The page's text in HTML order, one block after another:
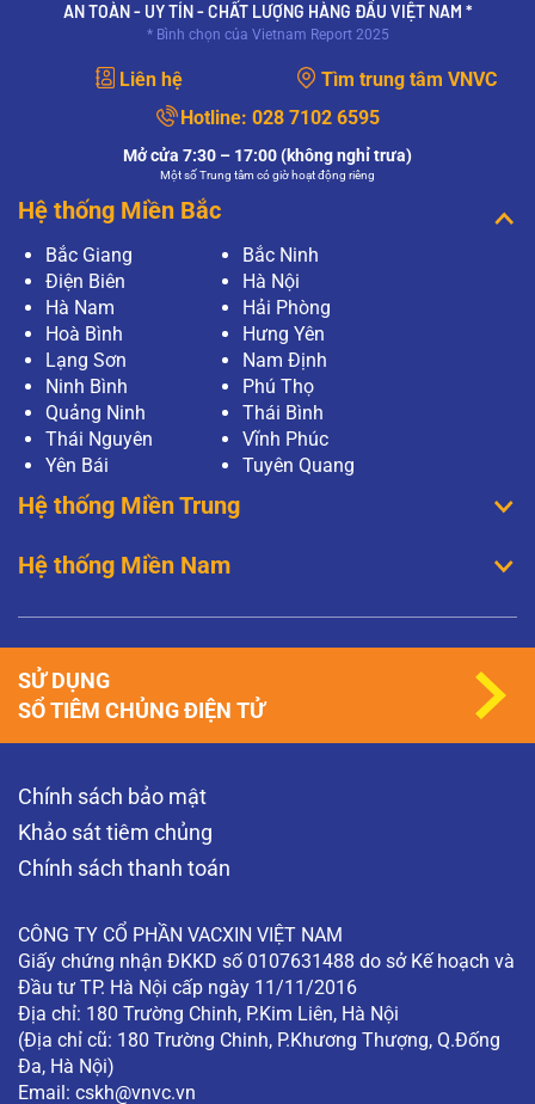
AN TOÀN - UY TÍN - CHẤT LƯỢNG HÀNG ĐẦU VIỆT NAM *
* Bình chọn của Vietnam Report 2025
Liên hệ
Tìm trung tâm VNVC
Hotline: 028 7102 6595
Mở cửa 7:30 – 17:00 (không nghỉ trưa)
Một số Trung tâm có giờ hoạt động riêng
Hệ thống Miền Bắc
Bắc Giang
Bắc Ninh
Điện Biên
Hà Nội
Hà Nam
Hải Phòng
Hoà Bình
Hưng Yên
Lạng Sơn
Nam Định
Ninh Bình
Phú Thọ
Quảng Ninh
Thái Bình
Thái Nguyên
Vĩnh Phúc
Yên Bái
Tuyên Quang
Hệ thống Miền Trung
Hệ thống Miền Nam
Chính sách bảo mật
Khảo sát tiêm chủng
Chính sách thanh toán
CÔNG TY CỔ PHẦN VACXIN VIỆT NAM
Giấy chứng nhận ĐKKD số 0107631488 do sở Kế hoạch và
Đầu tư TP. Hà Nội cấp ngày 11/11/2016
Địa chỉ: 180 Trường Chinh, P.Kim Liên, Hà Nội
(Địa chỉ cũ: 180 Trường Chinh, P.Khương Thượng, Q.Đống
Đa, Hà Nội)
Email: cskh@vnvc.vn
SỬ DỤNG
SỔ TIÊM CHỦNG ĐIỆN TỬ